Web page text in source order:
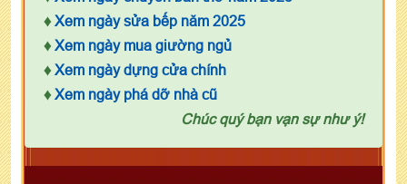
♦ Xem ngày sửa bếp năm 2025
♦ Xem ngày mua giường ngủ
♦ Xem ngày dựng cửa chính
♦ Xem ngày phá dỡ nhà cũ
Chúc quý bạn vạn sự như ý!